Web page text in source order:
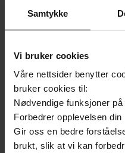
Samtykke
Vi bruker cookies
Våre nettsider benytter
bruker cookies til:
Nødvendige funksjoner
Forbedrer opplevelsen
Gir oss en bedre
brukt, slik at vi kan
Vinner av Rivertonprisen